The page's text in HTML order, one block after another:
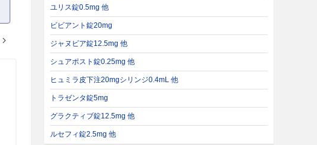
ユリス錠0.5mg 他
ビビアント錠20mg
ジャヌビア錠12.5mg 他
シュアポスト錠0.25mg 他
ヒュミラ皮下注20mgシリンジ0.4mL 他
トラゼンタ錠5mg
グラクティブ錠12.5mg 他
ルセフィ錠2.5mg 他